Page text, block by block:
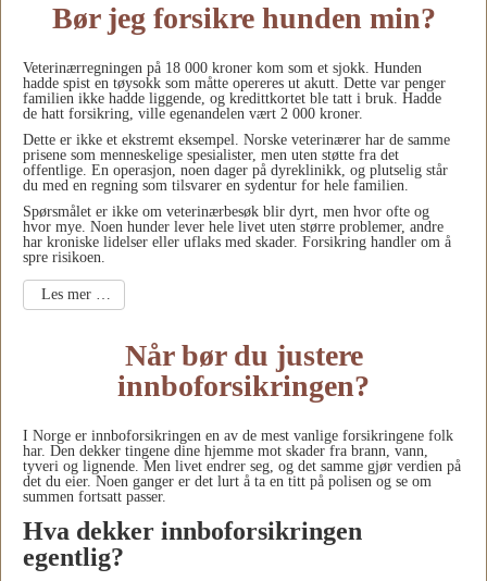
Bør jeg forsikre hunden min?
Veterinærregningen på 18 000 kroner kom som et sjokk. Hunden
hadde spist en tøysokk som måtte opereres ut akutt. Dette var penger
familien ikke hadde liggende, og kredittkortet ble tatt i bruk. Hadde
de hatt forsikring, ville egenandelen vært 2 000 kroner.
Dette er ikke et ekstremt eksempel. Norske veterinærer har de samme
prisene som menneskelige spesialister, men uten støtte fra det
offentlige. En operasjon, noen dager på dyreklinikk, og plutselig står
du med en regning som tilsvarer en sydentur for hele familien.
Spørsmålet er ikke om veterinærbesøk blir dyrt, men hvor ofte og
hvor mye. Noen hunder lever hele livet uten større problemer, andre
har kroniske lidelser eller uflaks med skader. Forsikring handler om å
spre risikoen.
Les mer …
Når bør du justere
innboforsikringen?
I Norge er innboforsikringen en av de mest vanlige forsikringene folk
har. Den dekker tingene dine hjemme mot skader fra brann, vann,
tyveri og lignende. Men livet endrer seg, og det samme gjør verdien på
det du eier. Noen ganger er det lurt å ta en titt på polisen og se om
summen fortsatt passer.
Hva dekker innboforsikringen
egentlig?